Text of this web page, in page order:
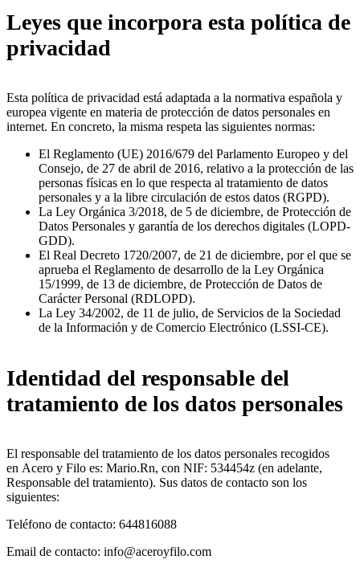
Leyes que incorpora esta política de
privacidad
Esta política de privacidad está adaptada a la normativa española y
europea vigente en materia de protección de datos personales en
internet. En concreto, la misma respeta las siguientes normas:
El Reglamento (UE) 2016/679 del Parlamento Europeo y del
Consejo, de 27 de abril de 2016, relativo a la protección de las
personas físicas en lo que respecta al tratamiento de datos
personales y a la libre circulación de estos datos (RGPD).
La Ley Orgánica 3/2018, de 5 de diciembre, de Protección de
Datos Personales y garantía de los derechos digitales (LOPD-
GDD).
El Real Decreto 1720/2007, de 21 de diciembre, por el que se
aprueba el Reglamento de desarrollo de la Ley Orgánica
15/1999, de 13 de diciembre, de Protección de Datos de
Carácter Personal (RDLOPD).
La Ley 34/2002, de 11 de julio, de Servicios de la Sociedad
de la Información y de Comercio Electrónico (LSSI-CE).
Identidad del responsable del
tratamiento de los datos personales
El responsable del tratamiento de los datos personales recogidos
en Acero y Filo es: Mario.Rn, con NIF: 534454z (en adelante,
Responsable del tratamiento). Sus datos de contacto son los
siguientes:
Teléfono de contacto: 644816088
Email de contacto: info@aceroyfilo.com